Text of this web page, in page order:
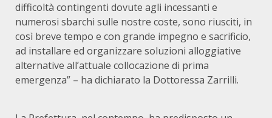
difficoltà contingenti dovute agli incessanti e
numerosi sbarchi sulle nostre coste, sono riusciti, in
così breve tempo e con grande impegno e sacrificio,
ad installare ed organizzare soluzioni alloggiative
alternative all’attuale collocazione di prima
emergenza” – ha dichiarato la Dottoressa Zarrilli.